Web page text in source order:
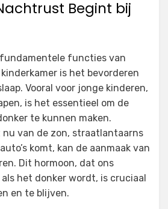
Begint bij
functies van
is het bevorderen
Vooral voor jonge kinderen,
is het essentieel om de
te kunnen maken.
van de zon, straatlantaarns
komt, kan de aanmaak van
Dit hormoon, dat ons
het donker wordt, is cruciaal
en te blijven.